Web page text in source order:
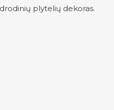
plytelių dekoras.